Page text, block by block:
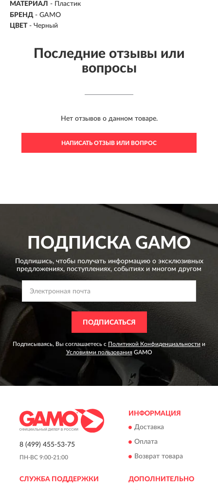
МАТЕРИАЛ - Пластик
БРЕНД - GAMO
ЦВЕТ - Черный
Последние отзывы или
вопросы
Нет отзывов о данном товаре.
НАПИСАТЬ ОТЗЫВ ИЛИ ВОПРОС
ПОДПИСКА GAMO
Подпишись, чтобы получать информацию о эксклюзивных
предложениях, поступлениях, событиях и многом другом
ПОДПИСАТЬСЯ
Подписываясь, Вы соглашаетесь с Политикой Конфиденциальности и
Условиями пользованияGAMO
8 (499) 455-53-75
ПН-ВС 9:00-21:00
ИНФОРМАЦИЯ
Доставка
Оплата
Возврат товара
СЛУЖБА ПОДДЕРЖКИ ДОПОЛНИТЕЛЬНО